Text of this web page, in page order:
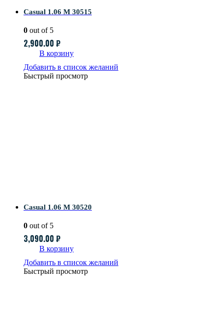
Casual 1.06 M 30515
0 out of 5
2,900.00 ₽
В корзину
Добавить в список желаний
Быстрый просмотр
Casual 1.06 M 30520
0 out of 5
3,090.00 ₽
В корзину
Добавить в список желаний
Быстрый просмотр